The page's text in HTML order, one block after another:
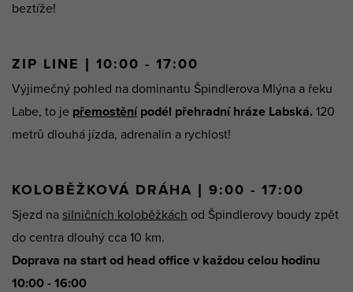
beztíže!
ZIP LINE | 10:00 - 17:00
Výjimečný pohled na dominantu Špindlerova Mlýna a řeku
Labe, to je přemostěnípodél přehradní hráze Labská. 120
metrů dlouhá jízda, adrenalin a rychlost!
KOLOBĚŽKOVÁ DRÁHA | 9:00 - 17:00
Sjezd na silničních koloběžkách od Špindlerovy boudy zpět
do centra dlouhý cca 10 km.
Doprava na start od head office v každou celou hodinu
10:00 - 16:00